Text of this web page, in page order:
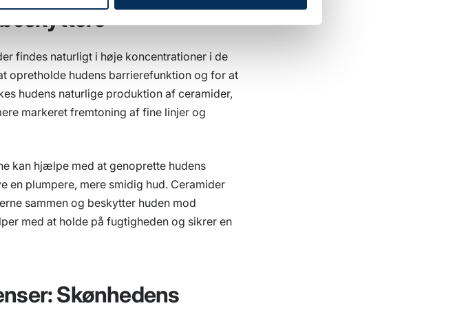
findes naturligt i høje koncentrationer i de
opretholde hudens barrierefunktion og for at
hudens naturlige produktion af ceramider,
markeret fremtoning af fine linjer og
kan hjælpe med at genoprette hudens
en plumpere, mere smidig hud. Ceramider
sammen og beskytter huden mod
med at holde på fugtigheden og sikrer en
Skønhedens